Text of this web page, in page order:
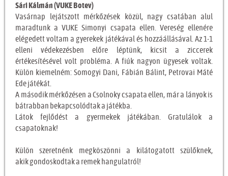
Sári Kálmán (VUKE Botev)
Vasárnap lejátszott mérkőzések közül, nagy csatában alul
maradtunk a VUKE Simonyi csapata ellen. Vereség ellenére
elégedett voltam a gyerekek játékával és hozzáállásával. Az 1-1
elleni védekezésben előre léptünk, kicsit a ziccerek
értékesítésével volt probléma. A fiúk nagyon ügyesek voltak.
Külön kiemelném: Somogyi Dani, Fábián Bálint, Petrovai Máté
Ede játékát.
A második mérkőzésen a Csolnoky csapata ellen, már a lányok is
bátrabban bekapcsolódtak a játékba.
Látok fejlődést a gyermekek játékában. Gratulálok a
csapatoknak!
Külön szeretnénk megköszönni a kilátogatott szülőknek,
akik gondoskodtak a remek hangulatról!